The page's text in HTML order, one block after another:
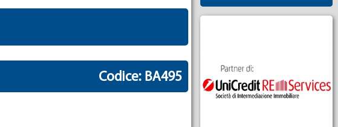
Codice: BA495